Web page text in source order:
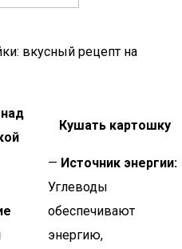
вкусный рецепт на
Кушать картошку
— Источник энергии:
Углеводы
обеспечивают
энергию,